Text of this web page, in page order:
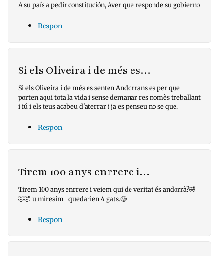
A su país a pedir constitución, Aver que responde su gobierno
Respon
Si els Oliveira i de més es…
Si els Oliveira i de més es senten Andorrans es per que
porten aqui tota la vida i sense demanar res nomès treballant
i tú i els teus acabeu d'aterrar i ja es penseu no se que.
Respon
Tirem 100 anys enrrere i…
Tirem 100 anys enrrere i veiem qui de veritat és andorrà?🤣
🤣🤣 u miresim i quedarien 4 gats.🥲
Respon